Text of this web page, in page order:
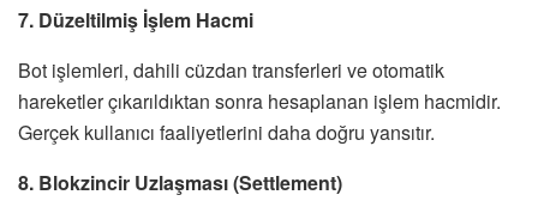
7. Düzeltilmiş İşlem Hacmi
Bot işlemleri, dahili cüzdan transferleri ve otomatik
hareketler çıkarıldıktan sonra hesaplanan işlem hacmidir.
Gerçek kullanıcı faaliyetlerini daha doğru yansıtır.
8. Blokzincir Uzlaşması (Settlement)